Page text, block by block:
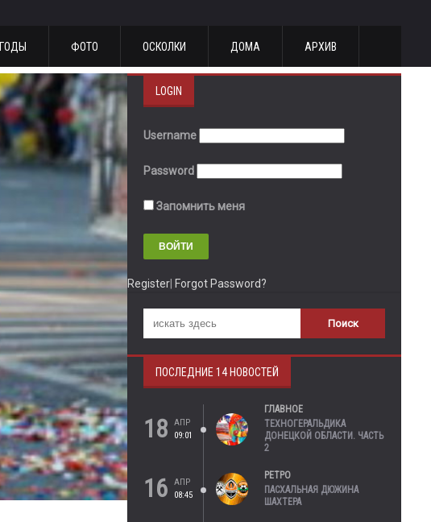
ГОДЫ ФОТО ОСКОЛКИ ДОМА АРХИВ
LOGIN
Username
Password
Запомнить меня
Register Forgot Password?
ПОСЛЕДНИЕ 14 НОВОСТЕЙ
18
АПР
09:01
ГЛАВНОЕ
ТЕХНОГЕРАЛЬДИКА
ДОНЕЦКОЙ ОБЛАСТИ. ЧАСТЬ
2
16
АПР
08:45
РЕТРО
ПАСХАЛЬНАЯ ДЮЖИНА
ШАХТЕРА